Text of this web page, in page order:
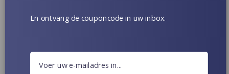
En ontvang de couponcode in uw inbox.